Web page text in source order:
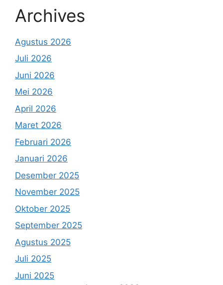
Archives
Agustus 2026
Juli 2026
Juni 2026
Mei 2026
April 2026
Maret 2026
Februari 2026
Januari 2026
Desember 2025
November 2025
Oktober 2025
September 2025
Agustus 2025
Juli 2025
Juni 2025